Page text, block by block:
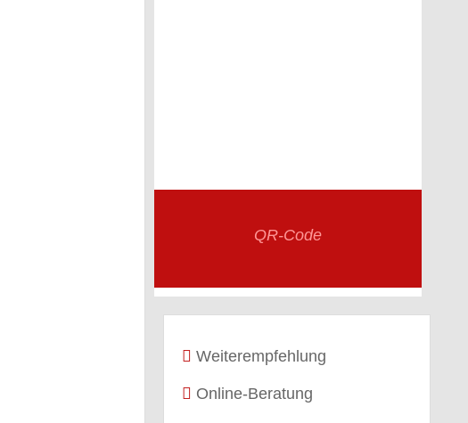
QR-Code
Weiterempfehlung
Online-Beratung